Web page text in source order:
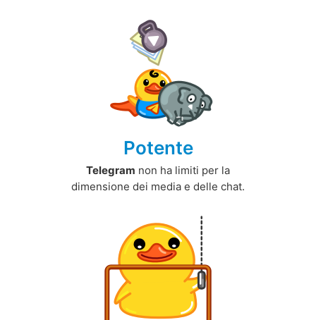
Potente
Telegram non ha limiti per la
dimensione dei media e delle chat.